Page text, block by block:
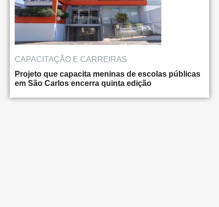
CAPACITAÇÃO E CARREIRAS
Projeto que capacita meninas de escolas públicas
em São Carlos encerra quinta edição